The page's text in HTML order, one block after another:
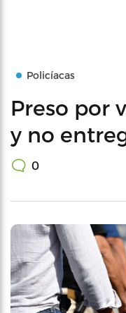
Policíacas
Preso por
y no
0